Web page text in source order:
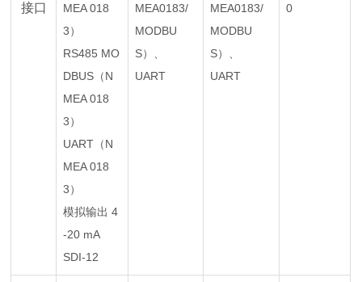
接口
MEA 018
3）
RS485 MO
DBUS（N
MEA 018
3）
UART（N
MEA 018
3）
模拟输出 4
-20 mA
SDI-12
MEA0183/
MODBU
S）、
UART
MEA0183/
MODBU
S）、
UART
0